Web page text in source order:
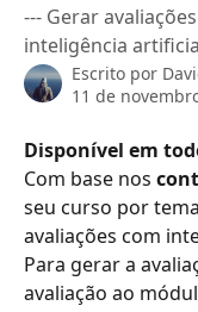
--- Gerar
inteligência
Escrito por
11 de
Disponível em
Com base nos
seu curso por
avaliações com
Para gerar a
avaliação ao